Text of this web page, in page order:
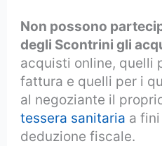
Non possono
degli Scontrini gli
acquisti online, quelli
fattura e quelli per i
al negoziante il
tessera sanitaria a
deduzione fiscale.